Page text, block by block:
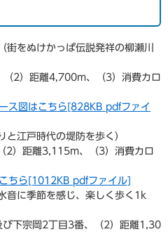
街をぬけかっぱ伝説発祥の柳瀬川
（2）距離4,700m、（3）消費カロ
ス図はこちら[828KB pdfファイ
と江戸時代の堤防を歩く）
2）距離3,115m、（3）消費カロ
ちら[1012KB pdfファイル]
音に季節を感じ、楽しく歩く1k
び下宗岡2丁目3番、（2）距離1,30